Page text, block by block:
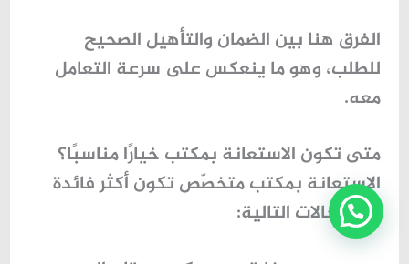
الفرق هنا بين الضمان والتأهيل الصحيح
للطلب، وهو ما ينعكس على سرعة التعامل
معه.
متى تكون الاستعانة بمكتب خيارًا مناسبًا؟
الاستعانة بمكتب متخصّص تكون أكثر فائدة
في الحالات التالية: